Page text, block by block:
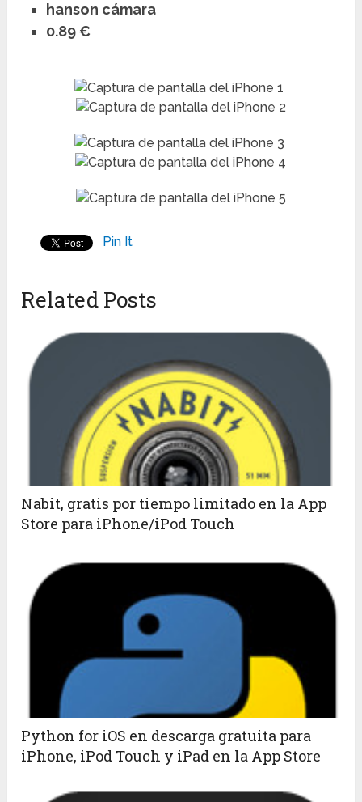
hanson cámara
0.89 €
Pin It
Related Posts
Nabit, gratis por tiempo limitado en la App
Store para iPhone/iPod Touch
Python for iOS en descarga gratuita para
iPhone, iPod Touch y iPad en la App Store